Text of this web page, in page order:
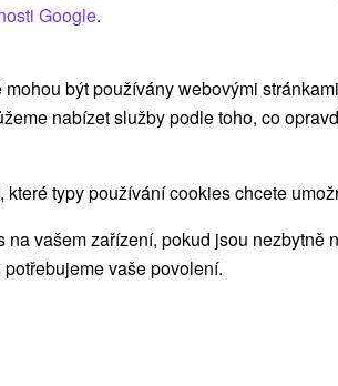
PRO CELOU RODINU
recenzí)
prostředí Štrbského Plesa,
Google.
být používány webovými
nabízet služby podle toho, co
typy používání cookies chcete
vašem zařízení, pokud jsou nezbytně
vaše povolení.